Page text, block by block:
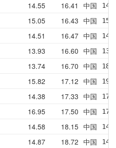
14.55 16.41 中国
15.05 16.43 中国
14.51 16.47 中国
13.93 16.60 中国
13.74 16.70 中国
15.82 17.12 中国
14.38 17.33 中国
16.95 17.50 中国
14.58 18.15 中国
14.87 18.72 中国